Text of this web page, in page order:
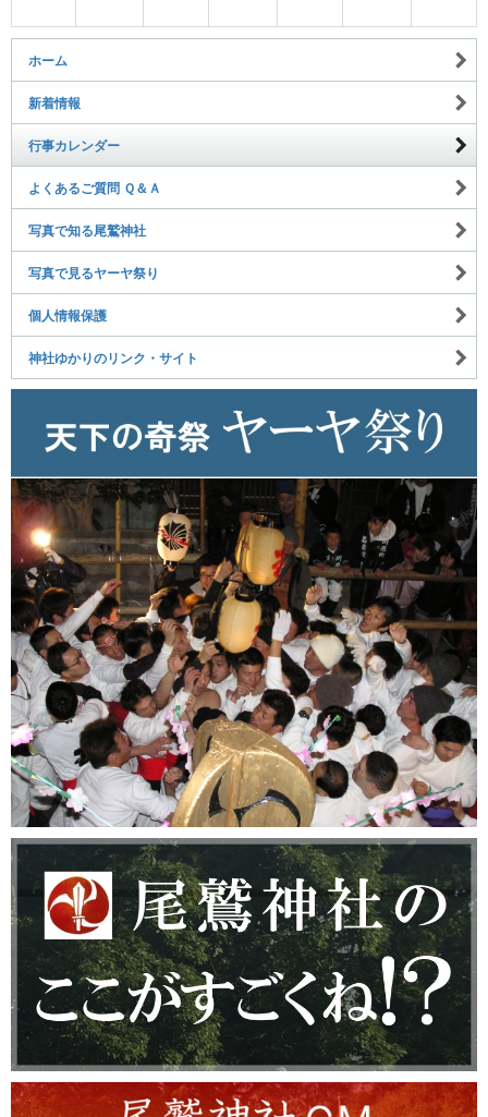
ホーム
新着情報
行事カレンダー
よくあるご質問 Ｑ＆Ａ
写真で知る尾鷲神社
写真で見るヤーヤ祭り
個人情報保護
神社ゆかりのリンク・サイト